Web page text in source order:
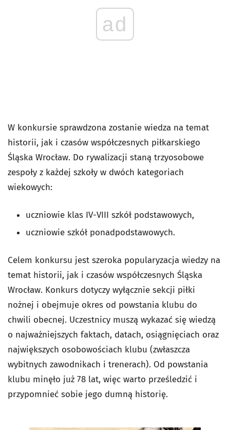
ad
W konkursie sprawdzona zostanie wiedza na temat
historii, jak i czasów współczesnych piłkarskiego
Śląska Wrocław. Do rywalizacji staną trzyosobowe
zespoły z każdej szkoły w dwóch kategoriach
wiekowych:
uczniowie klas IV-VIII szkół podstawowych,
uczniowie szkół ponadpodstawowych.
Celem konkursu jest szeroka popularyzacja wiedzy na
temat historii, jak i czasów współczesnych Śląska
Wrocław. Konkurs dotyczy wyłącznie sekcji piłki
nożnej i obejmuje okres od powstania klubu do
chwili obecnej. Uczestnicy muszą wykazać się wiedzą
o najważniejszych faktach, datach, osiągnięciach oraz
największych osobowościach klubu (zwłaszcza
wybitnych zawodnikach i trenerach). Od powstania
klubu minęło już 78 lat, więc warto prześledzić i
przypomnieć sobie jego dumną historię.